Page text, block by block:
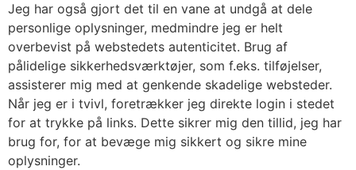
Jeg har også gjort det til en vane at undgå at dele
personlige oplysninger, medmindre jeg er helt
overbevist på webstedets autenticitet. Brug af
pålidelige sikkerhedsværktøjer, som f.eks. tilføjelser,
assisterer mig med at genkende skadelige websteder.
Når jeg er i tvivl, foretrækker jeg direkte login i stedet
for at trykke på links. Dette sikrer mig den tillid, jeg har
brug for, for at bevæge mig sikkert og sikre mine
oplysninger.